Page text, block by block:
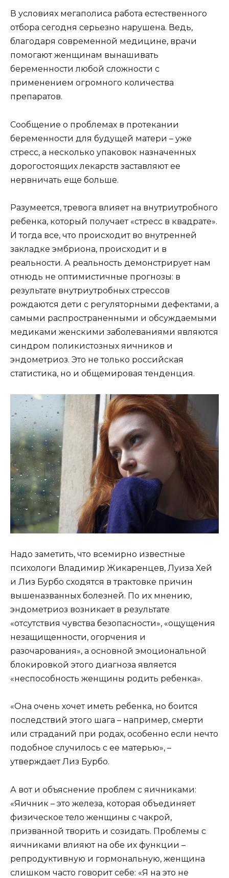
В условиях мегаполиса работа естественного
отбора сегодня серьезно нарушена. Ведь,
благодаря современной медицине, врачи
помогают женщинам вынашивать
беременности любой сложности с
применением огромного количества
препаратов.
Сообщение о проблемах в протекании
беременности для будущей матери – уже
стресс, а несколько упаковок назначенных
дорогостоящих лекарств заставляют ее
нервничать еще больше.
Разумеется, тревога влияет на внутриутробного
ребенка, который получает «стресс в квадрате».
И тогда все, что происходит во внутренней
закладке эмбриона, происходит и в
реальности. А реальность демонстрирует нам
отнюдь не оптимистичные прогнозы: в
результате внутриутробных стрессов
рождаются дети с регуляторными дефектами, а
самыми распространенными и обсуждаемыми
медиками женскими заболеваниями являются
синдром поликистозных яичников и
эндометриоз. Это не только российская
статистика, но и общемировая тенденция.
Надо заметить, что всемирно известные
психологи Владимир Жикаренцев, Луиза Хей
и Лиз Бурбо сходятся в трактовке причин
вышеназванных болезней. По их мнению,
эндометриоз возникает в результате
«отсутствия чувства безопасности», «ощущения
незащищенности, огорчения и
разочарования», а основной эмоциональной
блокировкой этого диагноза является
«неспособность женщины родить ребенка».
«Она очень хочет иметь ребенка, но боится
последствий этого шага – например, смерти
или страданий при родах, особенно если нечто
подобное случилось с ее матерью», –
утверждает Лиз Бурбо.
А вот и объяснение проблем с яичниками:
«Яичник – это железа, которая объединяет
физическое тело женщины с чакрой,
призванной творить и созидать. Проблемы с
яичниками влияют на обе их функции –
репродуктивную и гормональную, женщина
слишком часто говорит себе: «Я на это не